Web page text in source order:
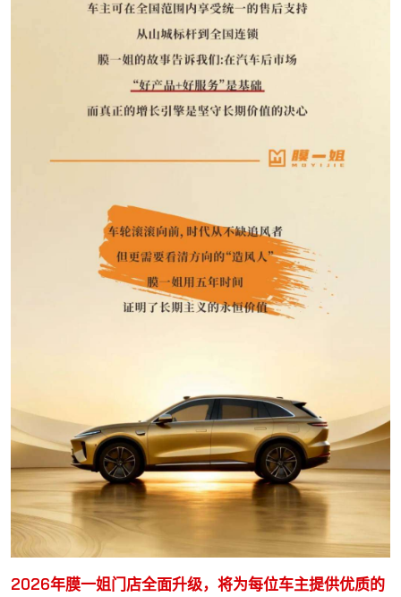
2026年膜一姐门店全面升级，将为每位车主提供优质的